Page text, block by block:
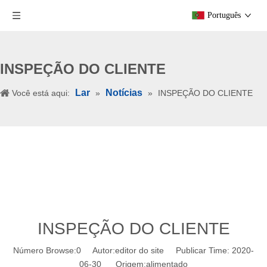
Português
INSPEÇÃO DO CLIENTE
Você está aqui: Lar » Notícias » INSPEÇÃO DO CLIENTE
INSPEÇÃO DO CLIENTE
Número Browse:0 Autor:editor do site Publicar Time: 2020-
06-30 Origem:alimentado